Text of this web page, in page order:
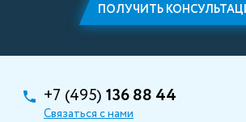
ПОЛУЧИТЬ
+7 (495) 136 88 44
Связаться с нами